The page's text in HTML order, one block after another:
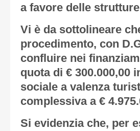
a favore delle
Vi è da sottolineare
procedimento, con
confluire nei
quota di € 300.000,00
sociale a valenza
complessiva a €
Si evidenzia che, per